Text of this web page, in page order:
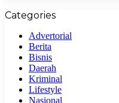
Categories
Advertorial
Berita
Bisnis
Daerah
Kriminal
Lifestyle
Nasional